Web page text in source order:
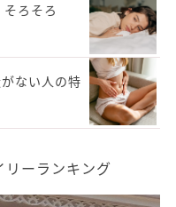
ろそろ
ない人の特
ーランキング